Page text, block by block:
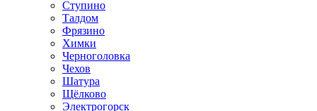
Ступино
Талдом
Фрязино
Химки
Черноголовка
Чехов
Шатура
Щёлково
Электрогорск